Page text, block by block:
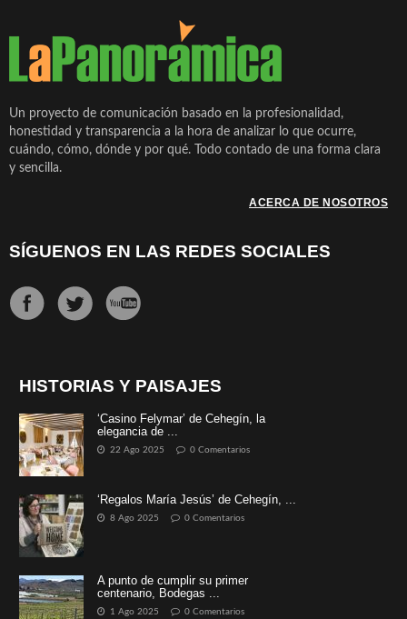
Un proyecto de comunicación basado en la profesionalidad,
honestidad y transparencia a la hora de analizar lo que ocurre,
cuándo, cómo, dónde y por qué. Todo contado de una forma clara
y sencilla.
ACERCA DE NOSOTROS
SÍGUENOS EN LAS REDES SOCIALES
HISTORIAS Y PAISAJES
‘Casino Felymar’ de Cehegín, la
elegancia de ...
22 Ago 2025 0 Comentarios
‘Regalos María Jesús’ de Cehegín, ...
8 Ago 2025 0 Comentarios
A punto de cumplir su primer
centenario, Bodegas ...
1 Ago 2025 0 Comentarios